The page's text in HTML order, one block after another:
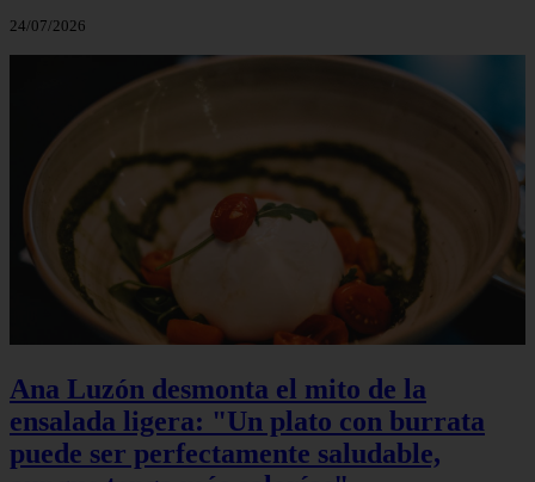
24/07/2026
Ana Luzón desmonta el mito de la
ensalada ligera: "Un plato con burrata
puede ser perfectamente saludable,